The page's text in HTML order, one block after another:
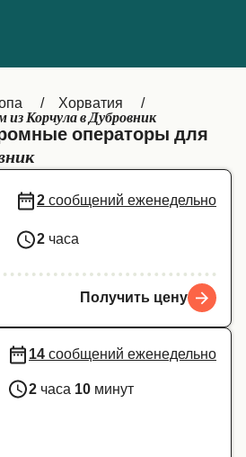
Canada (FR)
België (NL)
Belgique (FR)
Deutschland
Indonesia
Хорватия
из Корчула в Дубровник
операторы для
2 сообщений еженедельно
2 часа
Получить цену
14 сообщений еженедельно
2 часа 10 минут